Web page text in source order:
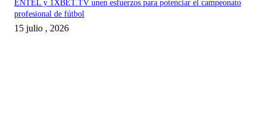
ENTEL y 1XBET.TV unen esfuerzos para potenciar el campeonato
profesional de fútbol
15 julio , 2026